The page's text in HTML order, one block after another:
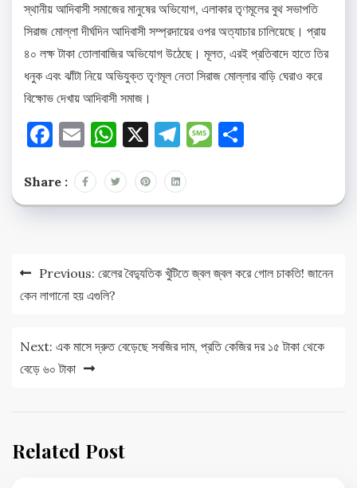
স্থানীয় আদিবাসী সমাজের মানুষের অভিযোগ, এলাকার তৃণমূলের বুথ সভাপতি
সিরাজ মোল্লা দীর্ঘদিন আদিবাসী সম্প্রদায়ের ওপর অত্যাচার চালিয়েছে। প্রায়
৪০ লক্ষ টাকা তোলাবাজির অভিযোগ উঠেছে। মূলত, এরই প্রতিবাদে হাতে তির
ধনুক এবং ঝাঁটা নিয়ে অভিযুক্ত তৃণমূল নেতা সিরাজ মোল্লার বাড়ি ঘেরাও করে
বিক্ষোভ দেখায় আদিবাসী সমাজ।
Facebook
EmailWhatsApp
X Telegram
Message
Share :
Post
navigation
Previous: রেলের বৈদ্যুতিক খুঁটিতে জ্বল জ্বল করে গোল চাকতি! জানেন
কেন লাগানো হয় এগুলি?
Next: এক মাসে দ্রুত বেড়েছে সবজির দাম, প্রতি কেজির দর ১৫ টাকা থেকে
বেড়ে ৬০ টাকা
Related Post